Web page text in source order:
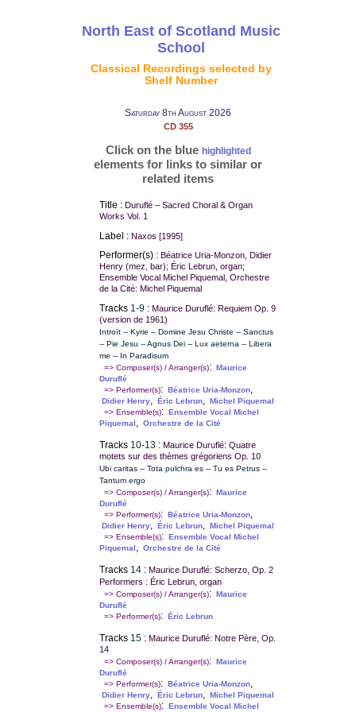
North East of Scotland Music
School
Classical Recordings selected by
Shelf Number
Saturday 8th August 2026
CD 355
Click on the blue highlighted
elements for links to similar or
related items
Title : Duruflé – Sacred Choral & Organ
Works Vol. 1
Label : Naxos [1995]
Performer(s) : Béatrice Uria-Monzon, Didier
Henry (mez, bar); Éric Lebrun, organ;
Ensemble Vocal Michel Piquemal, Orchestre
de la Cité: Michel Piquemal
Tracks 1-9: Maurice Duruflé: Requiem Op. 9
(version de 1961)
Introït -- Kyrie -- Domine Jesu Christe -- Sanctus
-- Pie Jesu -- Agnus Dei -- Lux aeterna -- Libera
me -- In Paradisum
=> Composer(s) / Arranger(s): Maurice
Duruflé
=> Performer(s): Béatrice Uria-Monzon,
Didier Henry, Éric Lebrun, Michel Piquemal
=> Ensemble(s): Ensemble Vocal Michel
Piquemal, Orchestre de la Cité
Tracks 10-13: Maurice Duruflé: Quatre
motets sur des thèmes grégoriens Op. 10
Ubi caritas -- Tota pulchra es -- Tu es Petrus --
Tantum ergo
=> Composer(s) / Arranger(s): Maurice
Duruflé
=> Performer(s): Béatrice Uria-Monzon,
Didier Henry, Éric Lebrun, Michel Piquemal
=> Ensemble(s): Ensemble Vocal Michel
Piquemal, Orchestre de la Cité
Tracks 14: Maurice Duruflé: Scherzo, Op. 2
Performers : Éric Lebrun, organ
=> Composer(s) / Arranger(s): Maurice
Duruflé
=> Performer(s): Éric Lebrun
Tracks 15: Maurice Duruflé: Notre Père, Op.
14
=> Composer(s) / Arranger(s): Maurice
Duruflé
=> Performer(s): Béatrice Uria-Monzon,
Didier Henry, Éric Lebrun, Michel Piquemal
=> Ensemble(s): Ensemble Vocal Michel